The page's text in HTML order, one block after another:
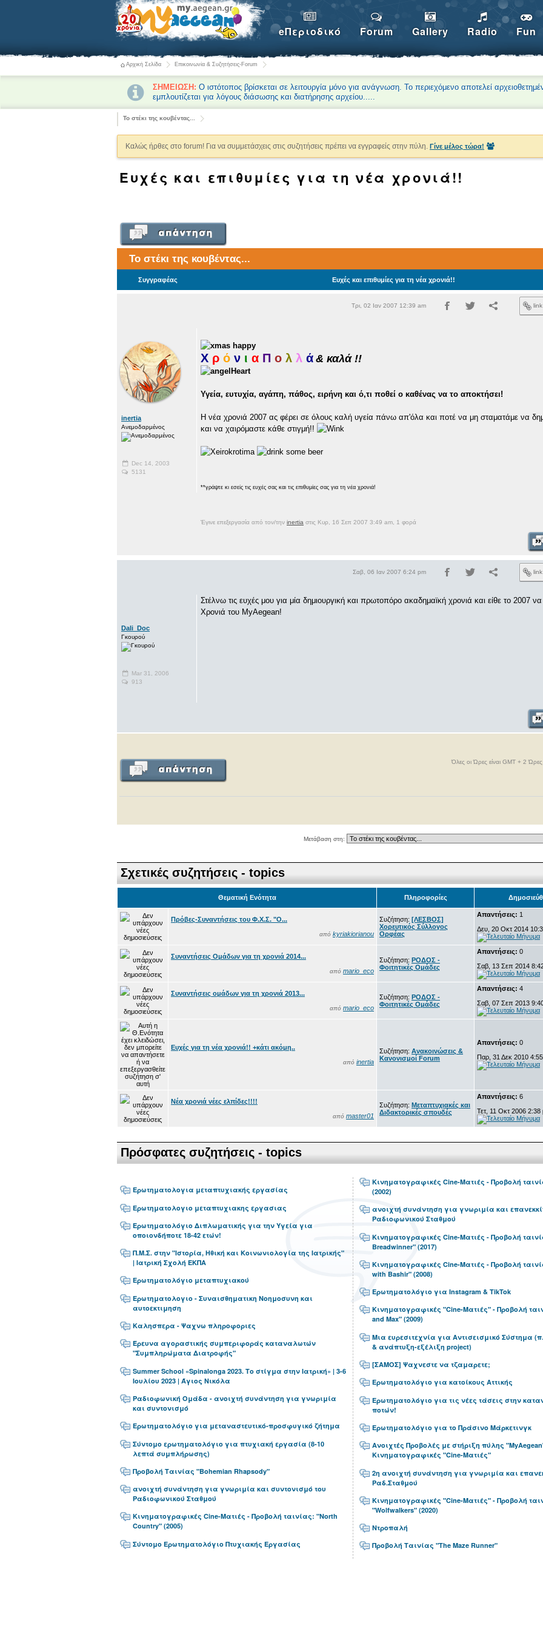
eΠεριοδικό Forum Gallery Radio Fun
Αρχική Σελίδα Επικοινωνία & Συζητήσεις-Forum
ΣΗΜΕΙΩΣΗ: Ο ιστότοπος βρίσκεται σε λειτουργία μόνο για ανάγνωση. Το περιεχόμενο αποτελεί
εμπλουτίζεται για λόγους διάσωσης και διατήρησης αρχείου.....
Το στέκι της κουβέντας...
Καλώς ήρθες στο forum! Για να συμμετάσχεις στις συζητήσεις πρέπει να εγγραφείς στην πύλη. Γίνε μέλος τώρα!
Ευχές και επιθυμίες για τη νέα χρονιά!!
Το στέκι της κουβέντας...
Συγγραφέας Ευχές και επιθυμίες για τη νέα χρονιά!!
Τρι, 02 Ιαν 2007 12:39 am
inertia
Ανεμοδαρμένος
Dec 14, 2003
5131
Χ ρ ό ν ι α Π ο λ λ ά & καλά !!
Υγεία, ευτυχία, αγάπη, πάθος, ειρήνη και ό,τι ποθεί ο καθένας να το αποκτήσει!
Η νέα χρονιά 2007 ας φέρει σε όλους καλή υγεία πάνω απ'όλα και ποτέ να μη σταματάμε να
και να χαιρόμαστε κάθε στιγμή!!
**γράψτε κι εσείς τις ευχές σας και τις επιθυμίες σας για τη νέα χρονιά!
Έγινε επεξεργασία από τον/την inertia στις Κυρ, 16 Σεπ 2007 3:49 am, 1 φορά
Σαβ, 06 Ιαν 2007 6:24 pm
Dali_Doc
Γκουρού
Mar 31, 2006
913
Στέλνω τις ευχές μου για μία δημιουργική και πρωτοπόρο ακαδημαϊκή χρονιά και είθε το 2007 να
Χρονιά του MyAegean!
Όλες οι Ώρες είναι GMT + 2
Μετάβαση στη:
Σχετικές συζητήσεις - topics
Θεματική Ενότητα Πληροφορίες
Πρόβες-Συναντήσεις του Φ.Χ.Σ. "Ο...
από kyriakiorianou
Συζήτηση: [ΛΕΣΒΟΣ]
Χορευτικός Σύλλογος
Ορφέας
Απαντήσεις: 1
Δευ, 20 Οκτ 2014
Συναντήσεις Ομάδων για τη χρονιά 2014...
από mario_eco
Συζήτηση: ΡΟΔΟΣ -
Φοιτητικές Ομάδες
Απαντήσεις: 0
Σαβ, 13 Σεπ 2014
Συναντήσεις ομάδων για τη χρονιά 2013...
από mario_eco
Συζήτηση: ΡΟΔΟΣ -
Φοιτητικές Ομάδες
Απαντήσεις: 4
Σαβ, 07 Σεπ 2013
Ευχές για τη νέα χρονιά!! +κάτι ακόμη..
από inertia
Συζήτηση: Ανακοινώσεις &
Κανονισμοί Forum
Απαντήσεις: 0
Παρ, 31 Δεκ 2010
Nέα χρονιά νέες ελπίδες!!!!
από master01
Συζήτηση: Μεταπτυχιακές και
Διδακτορικές σπουδές
Απαντήσεις: 6
Τετ, 11 Οκτ 2006 2:38
Πρόσφατες συζητήσεις - topics
Ερωτηματολογια μεταπτυχιακής εργασίας
Ερωτηματολογιο μεταπτυχιακης εργασιας
Ερωτηματολόγιο Διπλωματικής για την Υγεία για
οποιονδήποτε 18-42 ετών!
Π.Μ.Σ. στην "Ιστορία, Ηθική και Κοινωνιολογία της Ιατρικής"
| Ιατρική Σχολή ΕΚΠΑ
Ερωτηματολόγιο μεταπτυχιακού
Ερωτηματολογιο - Συναισθηματικη Νοημοσυνη και
αυτοεκτιμηση
Καλησπερα - Ψαχνω πληροφοριες
Έρευνα αγοραστικής συμπεριφοράς καταναλωτών
"Συμπληρώματα Διατροφής"
Summer School «Spinalonga 2023. Το στίγμα στην Ιατρική» | 3-6
Ιουλίου 2023 | Άγιος Νικόλα
Ραδιοφωνική Ομάδα - ανοιχτή συνάντηση για γνωριμία
και συντονισμό
Ερωτηματολόγιο για μεταναστευτικό-προσφυγικό ζήτημα
Σύντομο ερωτηματολόγιο για πτυχιακή εργασία (8-10
λεπτά συμπλήρωσης)
Προβολή Ταινίας "Bohemian Rhapsody"
ανοιχτή συνάντηση για γνωριμία και συντονισμό του
Ραδιοφωνικού Σταθμού
Κινηματογραφικές Cine-Ματιές - Προβολή ταινίας: "North
Country" (2005)
Σύντομο Ερωτηματολόγιο Πτυχιακής Εργασίας
Κινηματογραφικές Cine-Ματιές - Προβολή
(2002)
ανοιχτή συνάντηση για γνωριμία και
Ραδιοφωνικού Σταθμού
Κινηματογραφικές Cine-Ματιές - Προβολή
Breadwinner" (2017)
Κινηματογραφικές Cine-Ματιές - Προβολή
with Bashir" (2008)
Ερωτηματολόγιο για Instagram & TikTok
Κινηματογραφικές "Cine-Ματιές" - Προβολή
and Max" (2009)
Μια ευρεσιτεχνία για Αντισεισμικό Σύστημα
& ανάπτυξη-εξέλιξη project)
[ΣΑΜΟΣ] Ψαχνεστε να τζαμαρετε;
Ερωτηματολόγιο για κατοίκους Αττικής
Ερωτηματολόγιο για τις νέες τάσεις στην
ποτών!
Ερωτηματολόγιο για το Πράσινο Μάρκετινγκ
Ανοιχτές Προβολές με στήριξη πύλης
Κινηματογραφικές "Cine-Ματιές"
2η ανοιχτή συνάντηση για γνωριμία και
Ραδ.Σταθμού
Κινηματογραφικές "Cine-Ματιές" - Προβολή
"Wolfwalkers" (2020)
Ντροπαλή
Προβολή Ταινίας "The Maze Runner"